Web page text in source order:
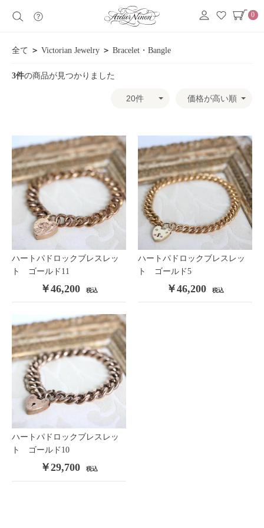
0
全て ＞ Victorian Jewelry ＞ Bracelet・Bangle
3件の商品が見つかりました
ハートパドロックブレスレッ
ト ゴールド11
￥46,200 税込
ハートパドロックブレスレッ
ト ゴールド5
￥46,200 税込
ハートパドロックブレスレッ
ト ゴールド10
￥29,700 税込